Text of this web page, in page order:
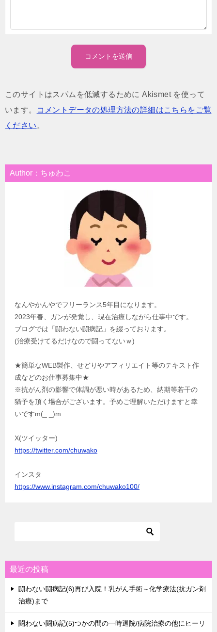
このサイトはスパムを低減するために Akismet を使って
います。
コメントデータの処理方法の詳細はこちらをご覧
ください 。
Author：ちゅわこ
なんやかんやでフリーランス5年目になります。
2023年春、ガンが発覚し、現在治療しながら仕事中です。
ブログでは「闘わない闘病記」を綴っております。
(治療受けてるだけなので闘ってないｗ)
★簡単なWEB製作、せどりやアフィリエイト等のテキスト作
成などのお仕事募集中★
※抗がん剤の影響で体調が悪い時があるため、納期等若干の
猶予を頂く場合がございます。予めご理解いただけますと幸
いですm(_ _)m
X(ツイッター)
https://twitter.com/chuwako
インスタ
https://www.instagram.com/chuwako100/
最近の投稿
闘わない闘病記(6)再び入院！乳がん手術～化学療法(抗ガン剤
治療)まで
闘わない闘病記(5)つかの間の一時退院/病院治療の他にヒーリ